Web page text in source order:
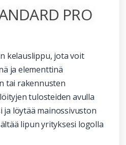
PRO
kelauslippu, jota voit
ja elementtinä
tai rakennusten
tulosteiden avulla
ja löytää mainossivuston
lipun yrityksesi logolla